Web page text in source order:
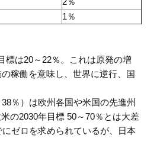
1％
標は20～ 22％。これは原発の増
稼働を意味し、世界に逆行、国
38％）は欧州各国や米国の先進州
の2030年目標 50～70％とは大差
ゼロを求められているが、日本